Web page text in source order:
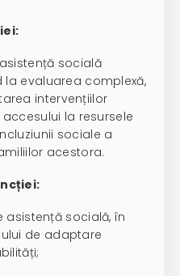
socială
la evaluarea complexă,
intervențiilor
la resursele
sociale a
acestora.
asistență socială, în
de adaptare